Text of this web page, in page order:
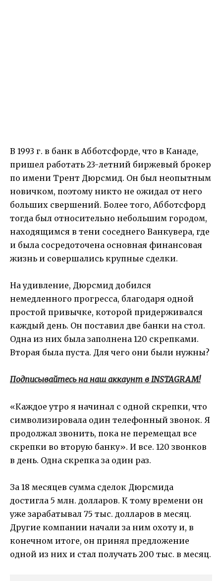
В 1993 г. в банк в Абботсфорде, что в Канаде,
пришел работать 23-летний биржевый брокер
по имени Трент Дюрсмид. Он был неопытным
новичком, поэтому никто не ожидал от него
больших свершений. Более того, Абботсфорд
тогда был относительно небольшим городом,
находящимся в тени соседнего Ванкувера, где
и была сосредоточена основная финансовая
жизнь и совершались крупные сделки.
На удивление, Дюрсмид добился
немедленного прогресса, благодаря одной
простой привычке, которой придерживался
каждый день. Он поставил две банки на стол.
Одна из них была заполнена 120 скрепками.
Вторая была пуста. Для чего они были нужны?
Подписывайтесь на наш аккаунт в INSTAGRAM!
«Каждое утро я начинал с одной скрепки, что
символизировала один телефонный звонок. Я
продолжал звонить, пока не перемещал все
скрепки во вторую банку». И все. 120 звонков
в день. Одна скрепка за один раз.
За 18 месяцев сумма сделок Дюрсмида
достигла 5 млн. долларов. К тому времени он
уже зарабатывал 75 тыс. долларов в месяц.
Другие компании начали за ним охоту и, в
конечном итоге, он принял предложение
одной из них и стал получать 200 тыс. в месяц.